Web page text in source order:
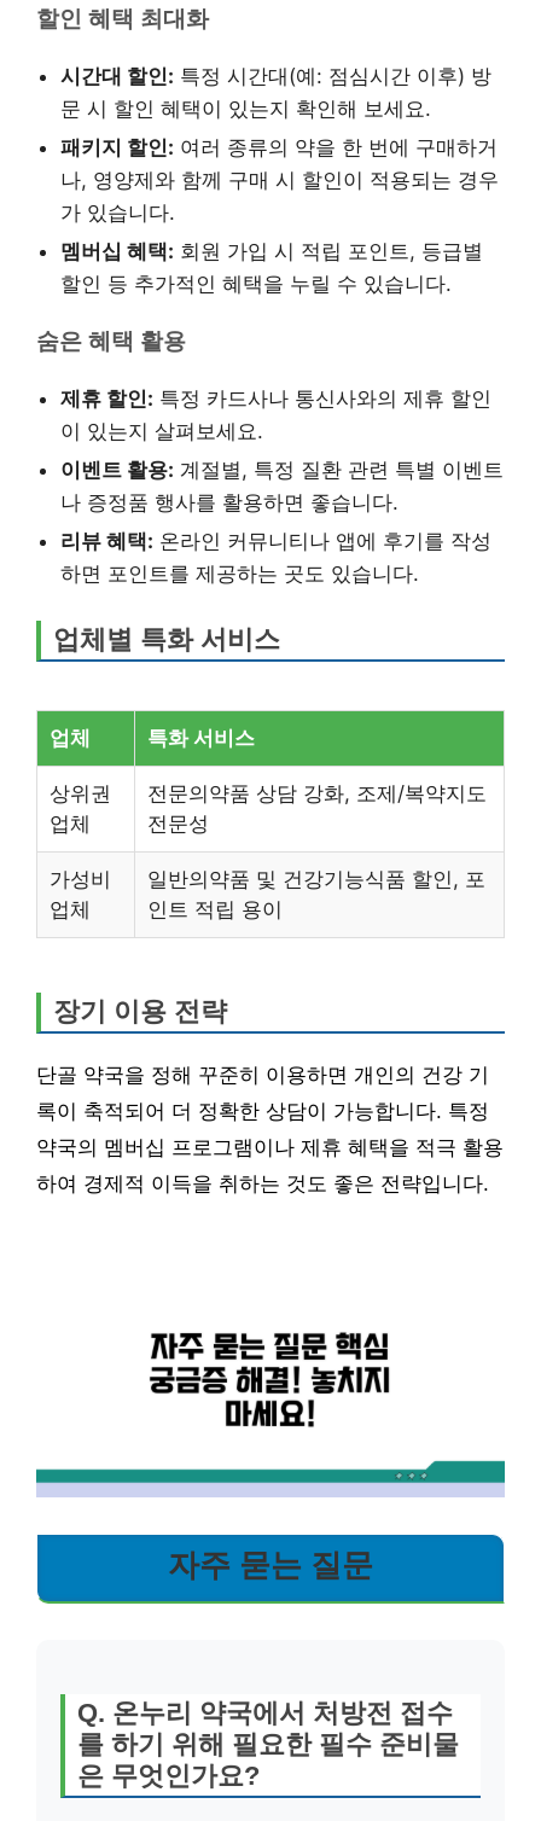
할인 혜택 최대화
시간대 할인: 특정 시간대(예: 점심시간 이후) 방
문 시 할인 혜택이 있는지 확인해 보세요.
패키지 할인: 여러 종류의 약을 한 번에 구매하거
나, 영양제와 함께 구매 시 할인이 적용되는 경우
가 있습니다.
멤버십 혜택: 회원 가입 시 적립 포인트, 등급별
할인 등 추가적인 혜택을 누릴 수 있습니다.
숨은 혜택 활용
제휴 할인: 특정 카드사나 통신사와의 제휴 할인
이 있는지 살펴보세요.
이벤트 활용: 계절별, 특정 질환 관련 특별 이벤트
나 증정품 행사를 활용하면 좋습니다.
리뷰 혜택: 온라인 커뮤니티나 앱에 후기를 작성
하면 포인트를 제공하는 곳도 있습니다.
업체별 특화 서비스
업체 특화 서비스
상위권
업체
전문의약품 상담 강화, 조제/복약지도
전문성
가성비
업체
일반의약품 및 건강기능식품 할인, 포
인트 적립 용이
장기 이용 전략
단골 약국을 정해 꾸준히 이용하면 개인의 건강 기
록이 축적되어 더 정확한 상담이 가능합니다. 특정
약국의 멤버십 프로그램이나 제휴 혜택을 적극 활용
하여 경제적 이득을 취하는 것도 좋은 전략입니다.
자주 묻는 질문
Q. 온누리 약국에서 처방전 접수
를 하기 위해 필요한 필수 준비물
은 무엇인가요?